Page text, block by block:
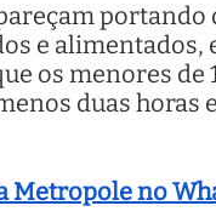
e
os menores
duas horas
Metropole no